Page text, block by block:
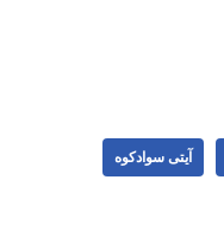
آیتی سوادکوه